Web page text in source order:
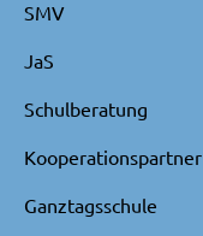
SMV
JaS
Schulberatung
Kooperationspartner
Ganztagsschule